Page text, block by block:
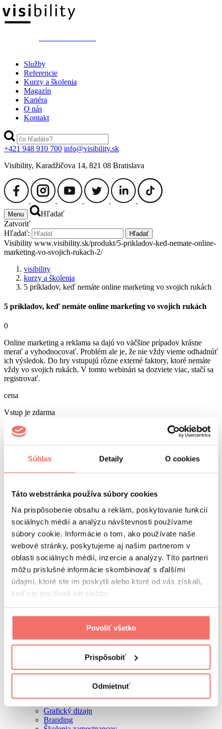
Súhlas Detaily O cookies
Táto webstránka používa súbory cookies
Na prispôsobenie obsahu a reklám, poskytovanie funkcií
sociálnych médií a analýzu návštevnosti používame
súbory cookie. Informácie o tom, ako používate naše
webové stránky, poskytujeme aj našim partnerom v
oblasti sociálnych médií, inzercie a analýzy. Títo partneri
môžu príslušné informácie skombinovať s ďalšími
údajmi, ktoré ste im poskytli alebo ktoré od vás získali,
keď ste používali ich služby.
Povoliť všetko
Prispôsobiť
Odmietnuť
Služby
Referencie
Kurzy a školenia
Magazín
Kariéra
O nás
Kontakt
+421 948 910 700 info@visibility.sk
Visibility, Karadžičova 14, 821 08 Bratislava
Menu
Hľadať
Zatvoriť
Hľadať:
Hľadať
Visibility www.visibility.sk/produkt/5-prikladov-ked-nemate-online-
marketing-vo-svojich-rukach-2/
visibility
kurzy a školenia
5 príkladov, keď nemáte online marketing vo svojich rukách
5 príkladov, keď nemáte online marketing vo svojich rukách
0
Online marketing a reklama sa dajú vo väčšine prípadov krásne
merať a vyhodnocovať. Problém ale je, že nie vždy vieme odhadnúť
ich výsledok. Do hry vstupujú rôzne externé faktory, ktoré nemáte
vždy vo svojich rukách. V tomto webinári sa dozviete viac, stačí sa
registrovať.
cena
Vstup je zdarma
Počet miest je limitovaný
AI Boost 2026
Súhlasím sospracovaním osobných údajov.
Odoberať
visibility
Visibility 360 group
referencie
kurzy a školenia
visiguide
kariéra
o nás
náš tím
Boost conferences
ochrana osobných údajov
služby
Marketingová stratégia
PPC
Social media marketing
Tvorba webových stránok
Grafický dizajn
Branding